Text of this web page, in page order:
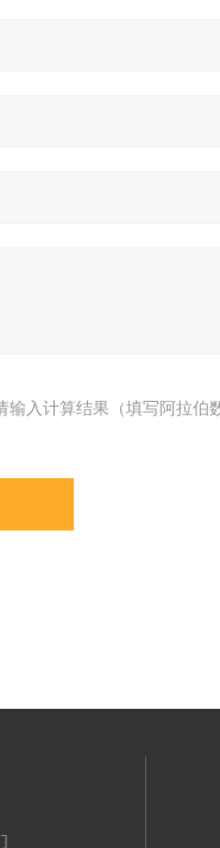
输入计算结果（填写阿拉伯